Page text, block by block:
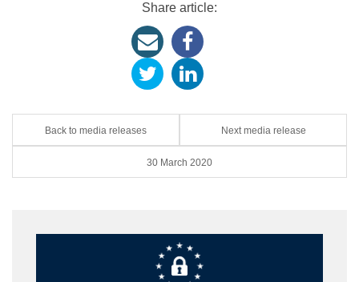
Share article:
Back to media releases Next media release
30 March 2020